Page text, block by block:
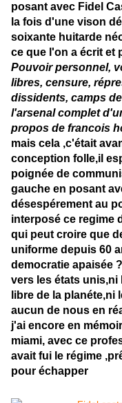
posant avec Fidel
la fois d'une vison
soixante huitarde
ce que l'on a écrit et
Pouvoir personnel,
libres, censure,
dissidents, camps
l'arsenal complet
propos de francois
mais cela ,c'était
conception folle,il
poignée de
gauche en posant
désespérement au
interposé ce regime
qui peut croire que
uniforme depuis 60
democratie apaisée
vers les états unis,ni
libre de la
aucun de nous en
j'ai encore en
miami, avec ce
avait fui le régime
pour échapper